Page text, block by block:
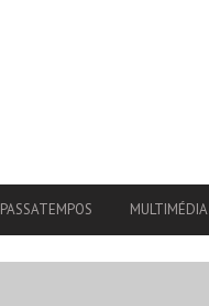
PASSATEMPOS MULTIMÉDIA